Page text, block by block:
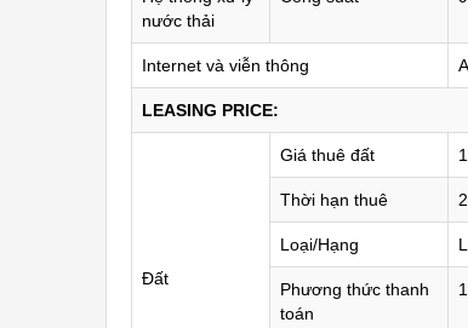
nước thải
Internet và viễn thông
LEASING PRICE:
Đất
Giá thuê đất
Thời hạn thuê
Loại/Hạng
Phương thức thanh
toán